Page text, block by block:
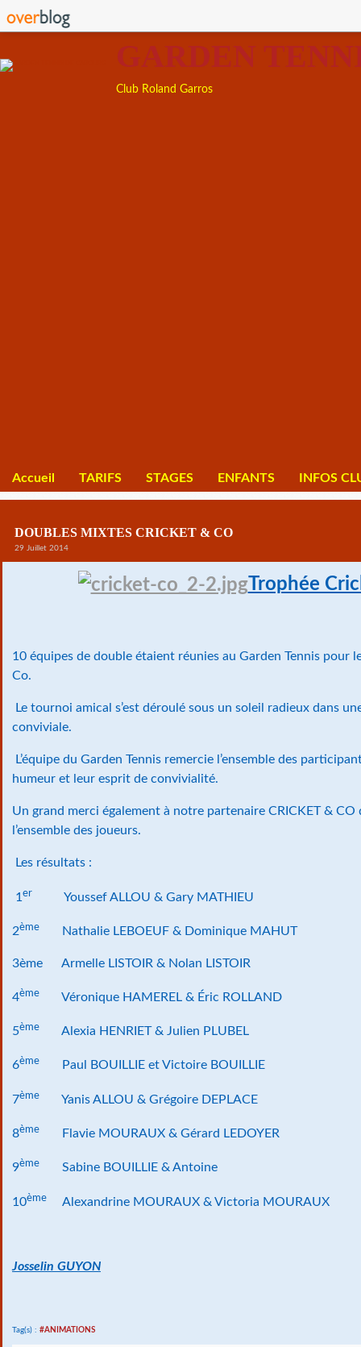
GARDEN
Club Roland Garros
Accueil TARIFS STAGES ENFANTS INFOS
DOUBLES MIXTES CRICKET & CO
29 Juillet 2014
Trophée
10 équipes de double étaient réunies au Garden Tennis pour
Co.
Le tournoi amical s’est déroulé sous un soleil radieux dans
conviviale.
L’équipe du Garden Tennis remercie l’ensemble des
humeur et leur esprit de convivialité.
Un grand merci également à notre partenaire CRICKET & CO
l’ensemble des joueurs.
Les résultats :
1 er Youssef ALLOU & Gary MATHIEU
2ème Nathalie LEBOEUF & Dominique MAHUT
3ème Armelle LISTOIR & Nolan LISTOIR
4ème Véronique HAMEREL & Éric ROLLAND
5ème Alexia HENRIET & Julien PLUBEL
6ème Paul BOUILLIE et Victoire BOUILLIE
7ème Yanis ALLOU & Grégoire DEPLACE
8ème Flavie MOURAUX & Gérard LEDOYER
9ème Sabine BOUILLIE & Antoine
10ème Alexandrine MOURAUX & Victoria MOURAUX
Josselin GUYON
Tag(s) : #ANIMATIONS